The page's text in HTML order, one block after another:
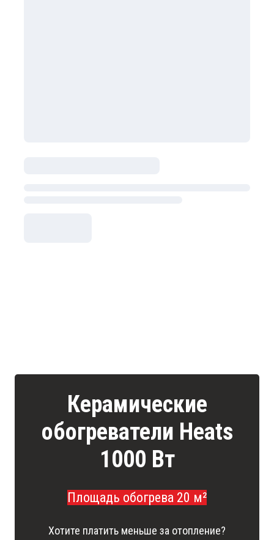
Керамические
обогреватели Heats
1000 Вт
Площадь обогрева 20 м²
Хотите платить меньше за отопление?